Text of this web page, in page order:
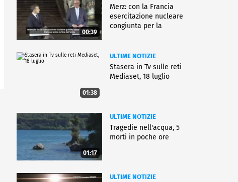
00:39
Merz: con la Francia
esercitazione nucleare
congiunta per la
01:38
ULTIME NOTIZIE
Stasera in Tv sulle reti
Mediaset, 18 luglio
01:17
ULTIME NOTIZIE
Tragedie nell'acqua, 5
morti in poche ore
ULTIME NOTIZIE